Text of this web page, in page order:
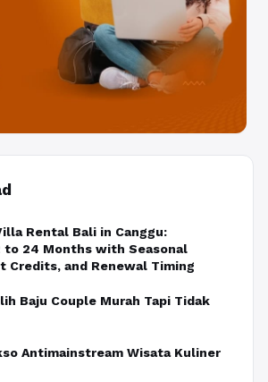
Rental Bali in Canggu:
to 24 Months with Seasonal
Credits, and Renewal Timing
Baju Couple Murah Tapi Tidak
Antimainstream Wisata Kuliner